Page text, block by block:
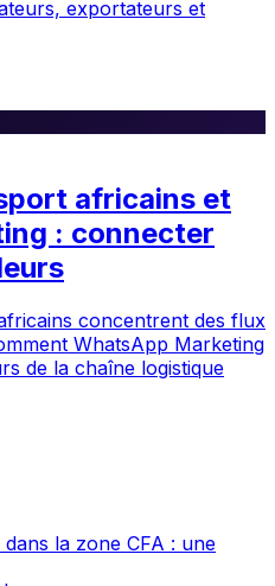
exportateurs et
africains et
: connecter
concentrent des flux
WhatsApp Marketing
de la chaîne logistique
la zone CFA : une